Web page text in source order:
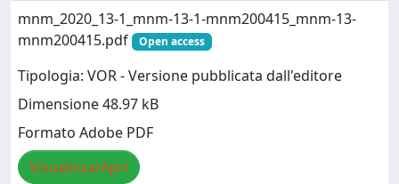
mnm_2020_13-1_mnm-13-1-mnm200415_mnm-13-
mnm200415.pdf
Open access
Tipologia: VOR - Versione pubblicata dall'editore
Dimensione 48.97 kB
Formato Adobe PDF
Visualizza/Apri